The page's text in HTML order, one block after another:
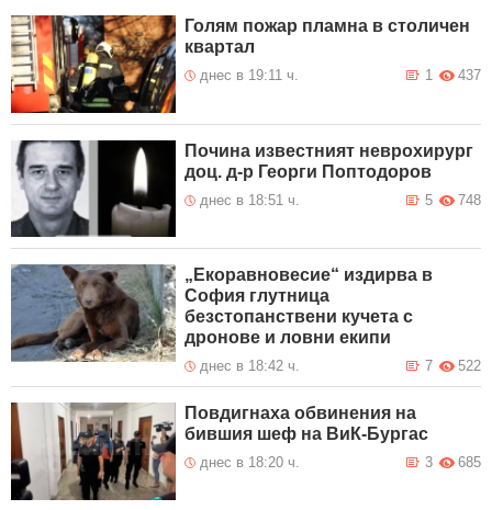
Голям пожар пламна в столичен
квартал
днес в 19:11 ч. 437
1
Почина известният неврохирург
доц. д-р Георги Поптодоров
днес в 18:51 ч. 748
5
„Екоравновесие“ издирва в
София глутница
безстопанствени кучета с
дронове и ловни екипи
днес в 18:42 ч. 522
7
Повдигнаха обвинения на
бившия шеф на ВиК-Бургас
днес в 18:20 ч. 685
3